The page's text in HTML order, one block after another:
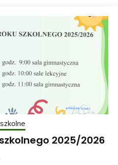
2025/2026